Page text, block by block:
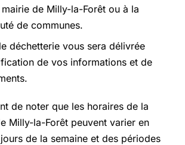
de Milly-la-Forêt ou à la
de communes.
déchetterie vous sera délivrée
de vos informations et de
de noter que les horaires de la
Milly-la-Forêt peuvent varier en
de la semaine et des périodes